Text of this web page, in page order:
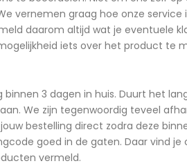
vernemen graag hoe onze
daarom altijd wat je eventuele
iets over het product te
3 dagen in huis. Duurt het
We zijn tegenwoordig teveel
bestelling direct zodra deze
goed in de gaten. Daar vind
vermeld.